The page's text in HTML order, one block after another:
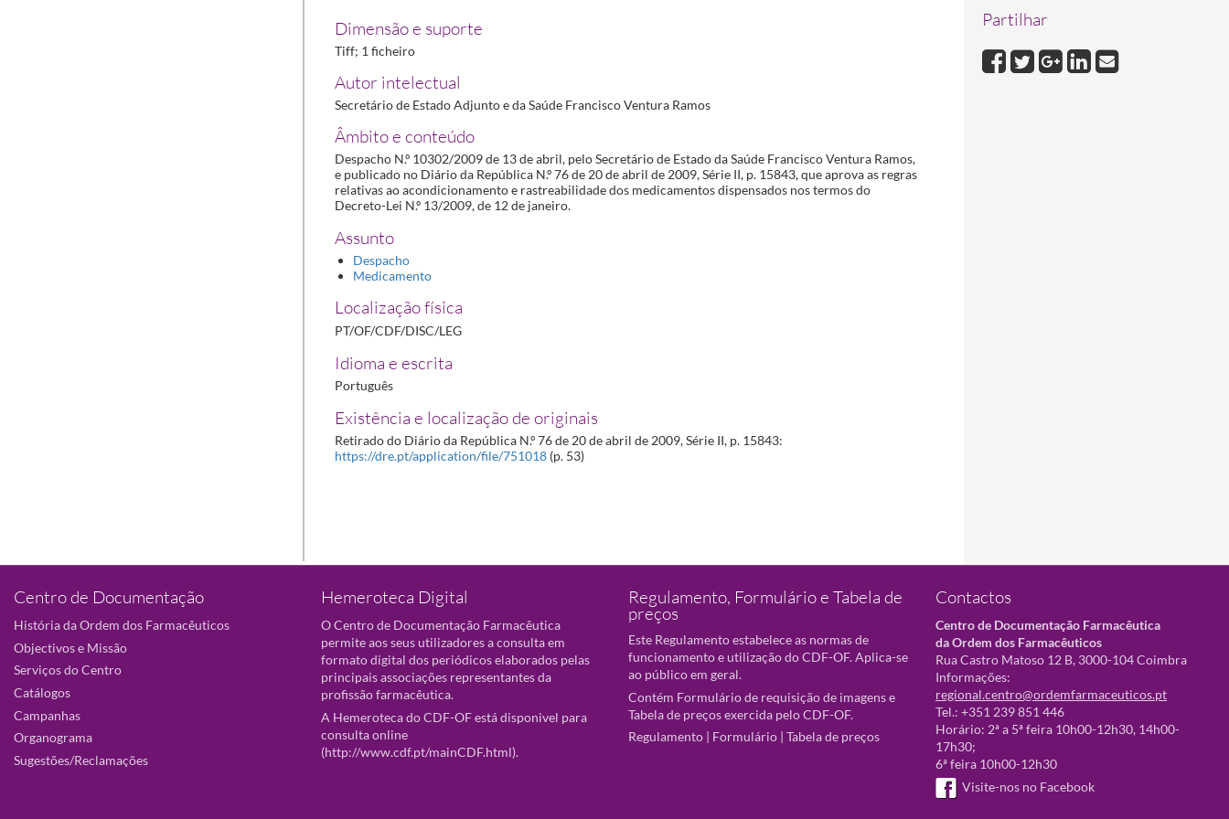
Partilhar
Dimensão e suporte
Tiff; 1 ficheiro
Autor intelectual
Secretário de Estado Adjunto e da Saúde Francisco Ventura Ramos
Âmbito e conteúdo
Despacho N.º 10302/2009 de 13 de abril, pelo Secretário de Estado da Saúde Francisco Ventura Ramos,
e publicado no Diário da República N.º 76 de 20 de abril de 2009, Série II, p. 15843, que aprova as regras
relativas ao acondicionamento e rastreabilidade dos medicamentos dispensados nos termos do
Decreto-Lei N.º 13/2009, de 12 de janeiro.
Assunto
Despacho
Medicamento
Localização física
PT/OF/CDF/DISC/LEG
Idioma e escrita
Português
Existência e localização de originais
Retirado do Diário da República N.º 76 de 20 de abril de 2009, Série II, p. 15843:
https://dre.pt/application/file/751018 (p. 53)
Centro de Documentação
História da Ordem dos Farmacêuticos
Objectivos e Missão
Serviços do Centro
Catálogos
Campanhas
Organograma
Sugestões/Reclamações
Hemeroteca Digital
O Centro de Documentação Farmacêutica
permite aos seus utilizadores a consulta em
formato digital dos periódicos elaborados pelas
principais associações representantes da
profissão farmacêutica.
A Hemeroteca do CDF-OF está disponivel para
consulta online
(http://www.cdf.pt/mainCDF.html).
Regulamento, Formulário e Tabela de
preços
Este Regulamento estabelece as normas de
funcionamento e utilização do CDF-OF. Aplica-se
ao público em geral.
Contém Formulário de requisição de imagens e
Tabela de preços exercida pelo CDF-OF.
Regulamento | Formulário | Tabela de preços
Contactos
Centro de Documentação Farmacêutica
da Ordem dos Farmacêuticos
Rua Castro Matoso 12 B, 3000-104 Coimbra
Informações:
regional.centro@ordemfarmaceuticos.pt
Tel.: +351 239 851 446
Horário: 2ª a 5ª feira 10h00-12h30, 14h00-
17h30;
6ª feira 10h00-12h30
Visite-nos no Facebook